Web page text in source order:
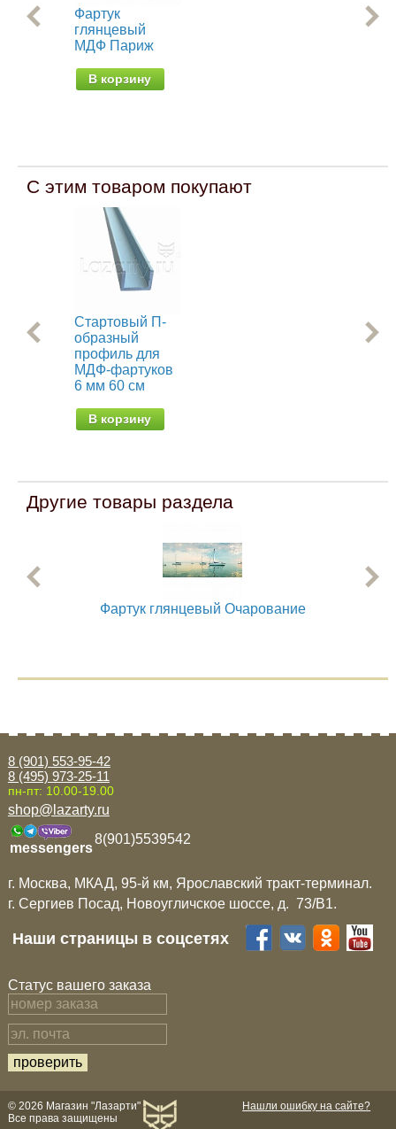
Фартук
глянцевый
МДФ Париж
В корзину
С этим товаром покупают
Стартовый П-
образный
профиль для
МДФ-фартуков
6 мм 60 см
В корзину
Другие товары раздела
Фартук глянцевый Очарование
8 (901) 553-95-42
8 (495) 973-25-11
пн-пт: 10.00-19.00
shop@lazarty.ru
messengers
8(901)5539542
г. Москва, МКАД, 95-й км, Ярославский тракт-терминал.
г. Сергиев Посад, Новоугличское шоссе, д. 73/B1.
Наши страницы в соцсетях
Статус вашего заказа
Нашли ошибку на сайте?
© 2026 Магазин "Лазарти"
Все права защищены